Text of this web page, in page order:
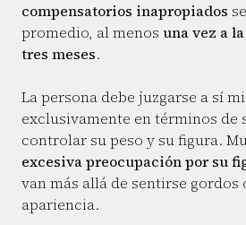
compensatorios inapropiados
promedio, al menos una vez a
tres meses.
La persona debe juzgarse a sí
exclusivamente en términos de
controlar su peso y su figura.
excesiva preocupación por su
van más allá de sentirse
apariencia.